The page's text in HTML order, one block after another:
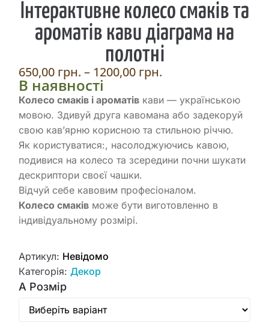
Інтерактивне колесо смаків та
ароматів кави діаграма на
полотні
650,00 грн. – 1200,00 грн.
В наявності
Колесо смаків і ароматів кави — українською
мовою. Здивуй друга кавомана або задекоруй
свою кав’ярню корисною та стильною річчю.
Як користуватися:, насолоджуючись кавою,
подивися на колесо та зсередини почни шукати
дескриптори своєї чашки.
Відчуй себе кавовим професіоналом.
Колесо смаків може бути виготовленно в
індивідуальному розмірі.
Артикул: Невідомо
Категорія: Декор
A Розмір